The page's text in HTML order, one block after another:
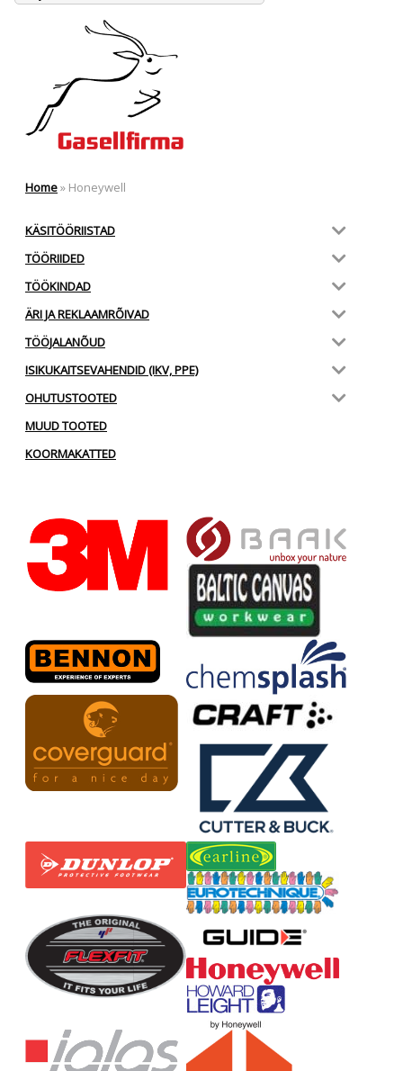
Home» Honeywell
KÄSITÖÖRIISTAD
TÖÖRIIDED
TÖÖKINDAD
ÄRI JA REKLAAMRÕIVAD
TÖÖJALANÕUD
ISIKUKAITSEVAHENDID (IKV, PPE)
OHUTUSTOOTED
MUUD TOOTED
KOORMAKATTED